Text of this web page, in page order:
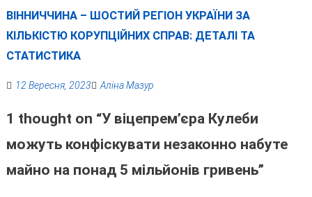
ВІННИЧЧИНА – ШОСТИЙ РЕГІОН УКРАЇНИ ЗА
КІЛЬКІСТЮ КОРУПЦІЙНИХ СПРАВ: ДЕТАЛІ ТА
СТАТИСТИКА
12 Вересня, 2023 Аліна Мазур
1 thought on “У віцепрем’єра Кулеби
можуть конфіскувати незаконно набуте
майно на понад 5 мільйонів гривень”